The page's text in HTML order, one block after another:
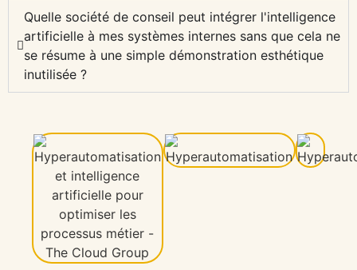
Quelle société de conseil peut intégrer l'intelligence
artificielle à mes systèmes internes sans que cela ne
se résume à une simple démonstration esthétique
inutilisée ?